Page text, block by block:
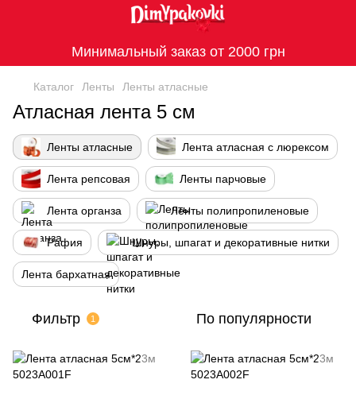
Минимальный заказ от 2000 грн
Каталог Ленты Ленты атласные
Атласная лента 5 см
Ленты атласные Лента атласная с люрексом
Лента репсовая Ленты парчовые
Лента органза Ленты полипропиленовые
Рафия Шнуры, шпагат и декоративные нитки
Лента бархатная
Фильтр 1 По популярности